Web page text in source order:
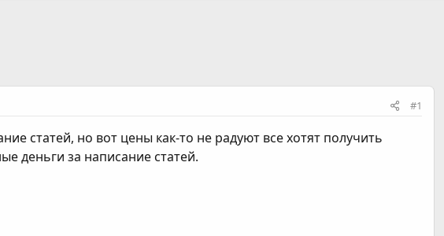
#1
статей, но вот цены как-то не радуют все хотят получить
деньги за написание статей.